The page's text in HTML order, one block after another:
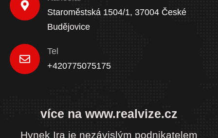
Staroměstská 1504/1, 37004 České
Budějovice
Tel
+420775075175
více na www.realvize.cz
Hynek Ira je nezávislým podnikatelem